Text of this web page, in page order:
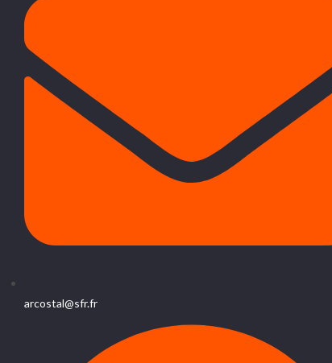
arcostal@sfr.fr